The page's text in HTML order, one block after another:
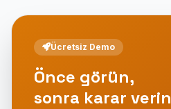
Ücretsiz Demo
Önce görün,
sonra karar verin